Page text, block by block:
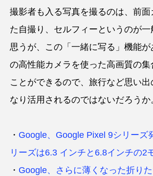
撮影者も入る写真を撮るのは、前面
た自撮り、セルフィーというのが一
思うが、この「一緒に写る」機能
の高性能カメラを使った高画質の集
ことができるので、旅行など思い
なり活用されるのではないだろうか
・ Google、Google Pixel 9シリーズ
リーズは6.3 インチと6.8インチの2
・ Google、さらに薄くなった折り